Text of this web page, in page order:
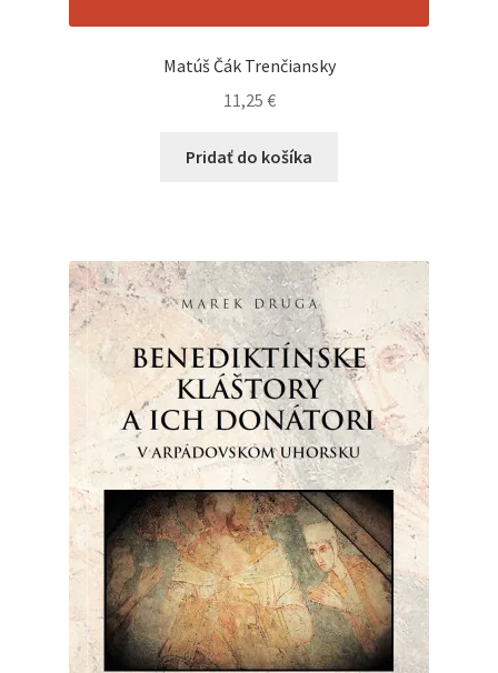
Matúš Čák Trenčiansky
11,25 €
Pridať do košíka